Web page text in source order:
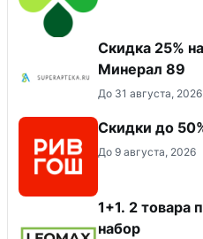
Скидка 25%
Минерал 89
До 31 августа, 2026
Скидки до
До 9 августа, 2026
1+1. 2 товара
набор